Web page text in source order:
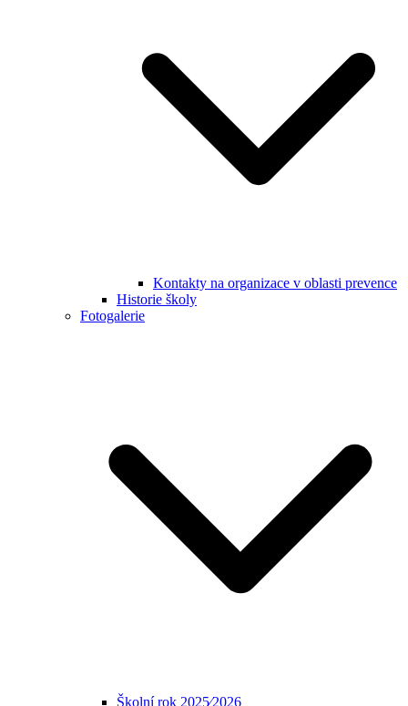
Kontakty na organizace v oblasti prevence
Historie školy
Fotogalerie
Školní rok 2025⁄2026